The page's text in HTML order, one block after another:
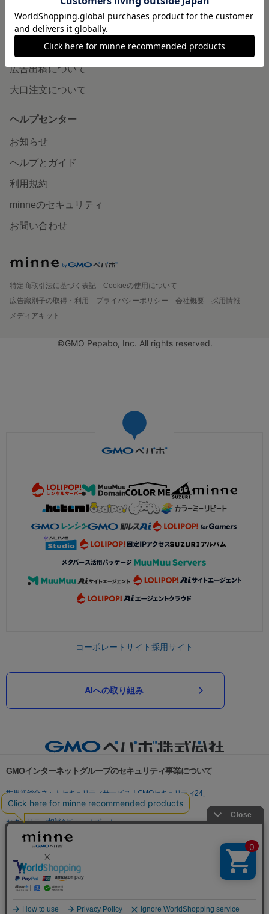
minneの本
企業の方へ
広告出稿について
大口注文について
ヘルプセンター
お知らせ
ヘルプとガイド
利用規約
minneのセキュリティ
お問い合わせ
特定商取引法に基づく表記
Cookieの使用について
広告識別子の取得・利用
プライバシーポリシー 会社概要
採用情報
メディアキット
©GMO Pepabo, Inc. All rights reserved.
コーポレートサイト採用サイト
AIへの取り組み
GMOインターネットグループのセキュリティ事業について
世界初総合ネットセキュリティサービス「GMOセキュリティ24」
パスワード漏洩診断
Webサイトリスク診断
セキュリティ相談AIチャットボット
実在証明・盗聴対策
サイバー攻撃対策（GMO Flatt Security）
セキュリティ事業の軌跡